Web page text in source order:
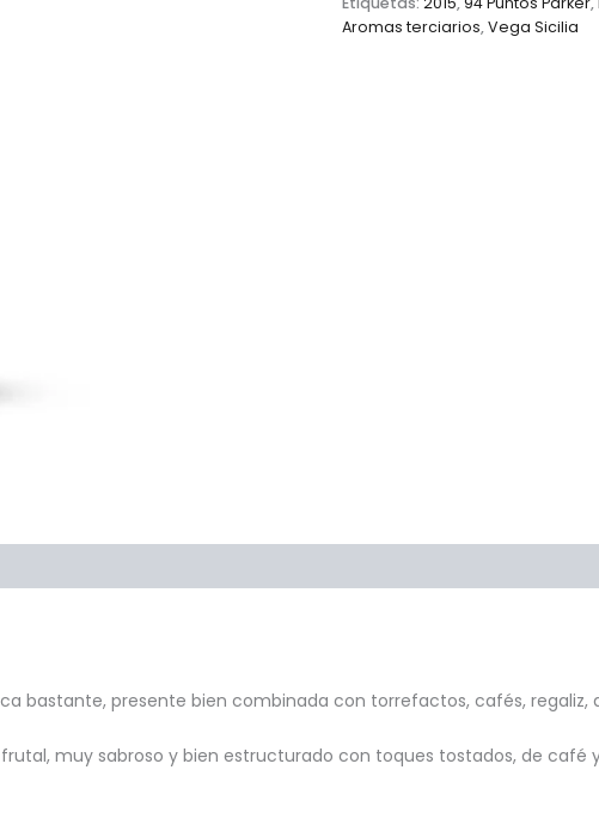
Aromas terciarios,Vega Sicilia
bastante, presente bien combinada con torrefactos, cafés, regaliz,
muy sabroso y bien estructurado con toques tostados, de café